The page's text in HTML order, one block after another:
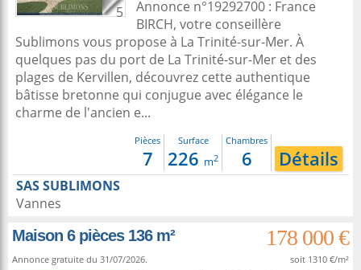
5
Annonce n°19292700 : France
BIRCH, votre conseillère
Sublimons vous propose à La Trinité-sur-Mer. À
quelques pas du port de La Trinité-sur-Mer et des
plages de Kervillen, découvrez cette authentique
bâtisse bretonne qui conjugue avec élégance le
charme de l'ancien e...
Pièces
7
Surface
226 m2
Chambres
6 Détails
SAS SUBLIMONS
Vannes
Maison 6 pièces 136 m²
178 000 €
Annonce gratuite du 31/07/2026. soit 1310 €/m²